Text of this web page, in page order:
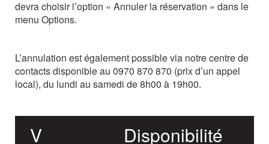
devra choisir l’option « Annuler la réservation » dans le
menu Options.
L’annulation est également possible via notre centre de
contacts disponible au 0970 870 870 (prix d’un appel
local), du lundi au samedi de8h00 à 19h00.
V Disponibilité